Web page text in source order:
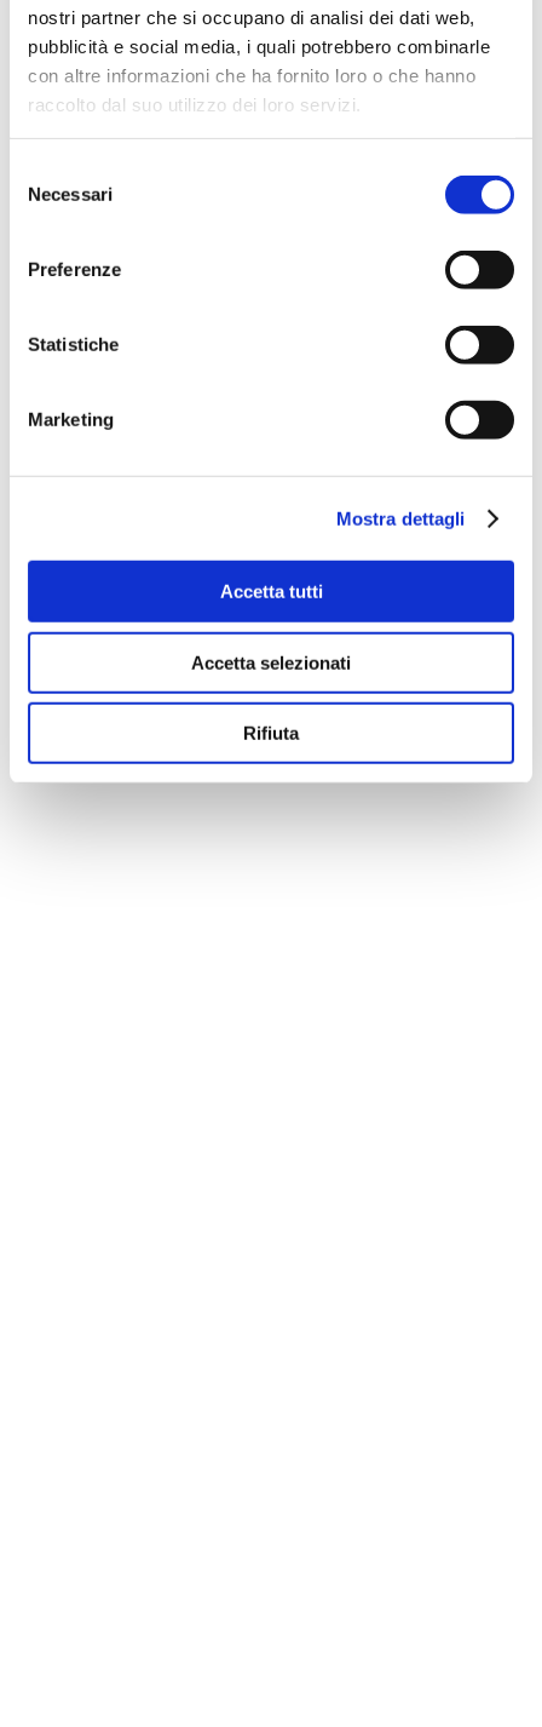
nostri partner che si occupano di analisi dei dati web,
pubblicità e social media, i quali potrebbero combinarle
con altre informazioni che ha fornito loro o che hanno
raccolto dal suo utilizzo dei loro servizi.
delNecessari
Preferenze
Statistiche
Marketing
Mostra dettagli
Accetta tutti
Accetta selezionati
Rifiuta